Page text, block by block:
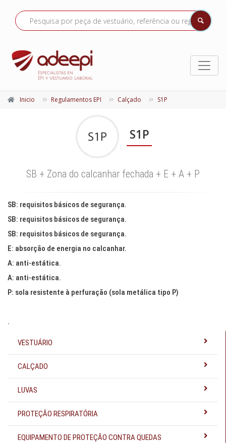
Inicio Regulamentos EPI Calçado S1P
VESTUÁRIO
CALÇADO
LUVAS
PROTEÇÃO RESPIRATÓRIA
EQUIPAMENTO DE PROTEÇÃO CONTRA QUEDAS
S1P
SB + Zona do calcanhar fechada + E + A + P
SB: requisitos básicos de segurança.
SB: requisitos básicos de segurança.
SB: requisitos básicos de segurança.
E: absorção de energia no calcanhar.
A: anti-estática.
A: anti-estática.
P: sola resistente à perfuração (sola metálica tipo P)
.